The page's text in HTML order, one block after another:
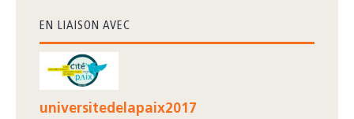
EN LIAISON AVEC
universitedelapaix2017